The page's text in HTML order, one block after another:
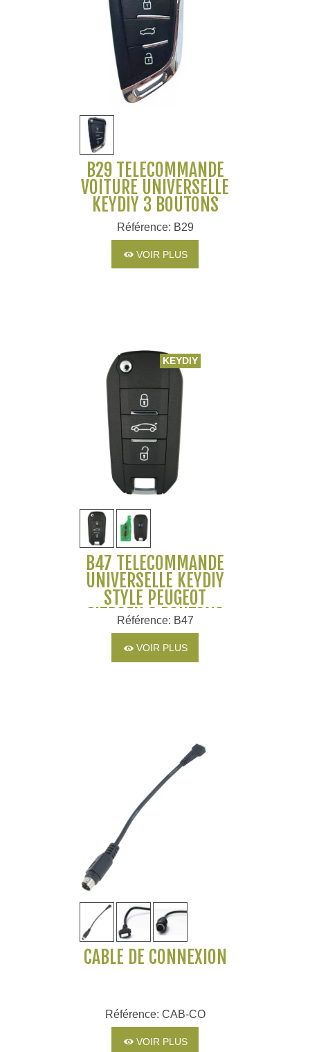
B29 TÉLÉCOMMANDE
VOITURE UNIVERSELLE
KEYDIY 3 BOUTONS
Référence: B29
VOIR PLUS
KEYDIY
B47 TÉLÉCOMMANDE
UNIVERSELLE KEYDIY
STYLE PEUGEOT
CITROEN 3 BOUTONS
Référence: B47
VOIR PLUS
CÂBLE DE CONNEXION
Référence: CAB-CO
VOIR PLUS